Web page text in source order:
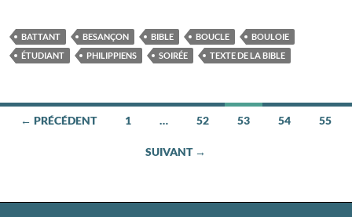
BATTANT BESANÇON BIBLE BOUCLE
BOULOIE
ÉTUDIANT
PHILIPPIENS SOIRÉE TEXTE DE LA BIBLE
articles
← PRÉCÉDENT 1 … 52 53 54 55
SUIVANT →